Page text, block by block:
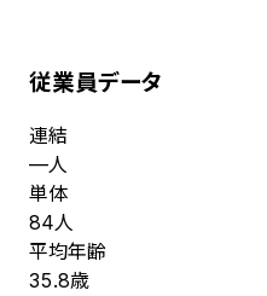
従業員データ
連結
—人
単体
84人
平均年齢
35.8歳